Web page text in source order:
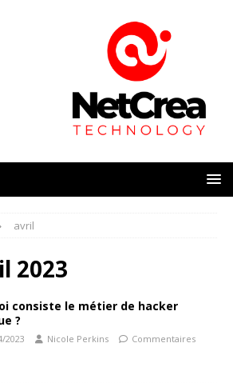
avril
2023
consiste le métier de hacker
?
2023 Nicole Perkins
Commentaires